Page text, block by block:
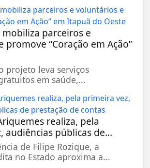
mobiliza parceiros e
promove “Coração em Ação”
projeto leva serviços
em saúde,...
realiza, pela
audiências públicas de...
de Filipe Rozique, a
no Estado aproxima a...